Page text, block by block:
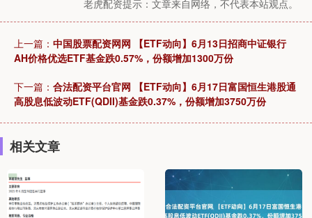
老虎配资提示：文章来自网络，不代表本站观点。
上一篇： 中国股票配资网网 【ETF动向】6月13日招商中证银行
AH价格优选ETF基金跌0.57%，份额增加1300万份
下一篇： 合法配资平台官网 【ETF动向】6月17日富国恒生港股通
高股息低波动ETF(QDII)基金跌0.37%，份额增加3750万份
相关文章